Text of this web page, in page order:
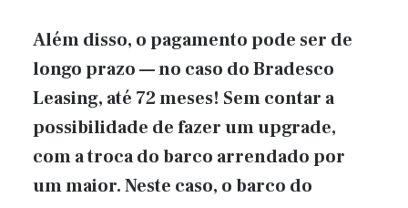
Além disso, o pagamento pode ser de
longo prazo — no caso do Bradesco
Leasing, até 72 meses! Sem contar a
possibilidade de fazer um upgrade,
com a troca do barco arrendado por
um maior. Neste caso, o barco do